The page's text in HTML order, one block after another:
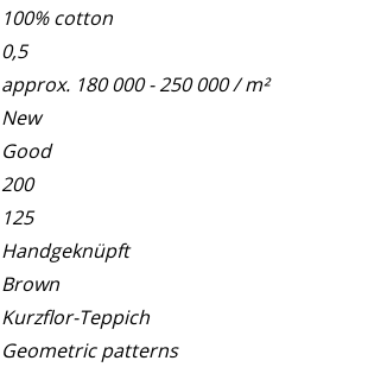
100% cotton
0,5
approx. 180 000 - 250 000 / m²
New
Good
200
125
Handgeknüpft
Brown
Kurzflor-Teppich
Geometric patterns